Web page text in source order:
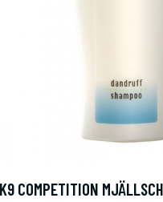
K9 COMPETITION